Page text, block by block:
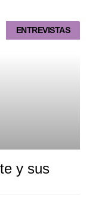
ENTREVISTAS
y sus